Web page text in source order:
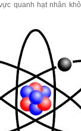
quanh hạt nhân